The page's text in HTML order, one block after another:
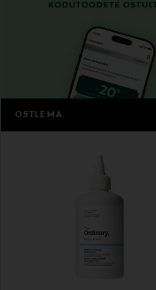
OSTLEMA